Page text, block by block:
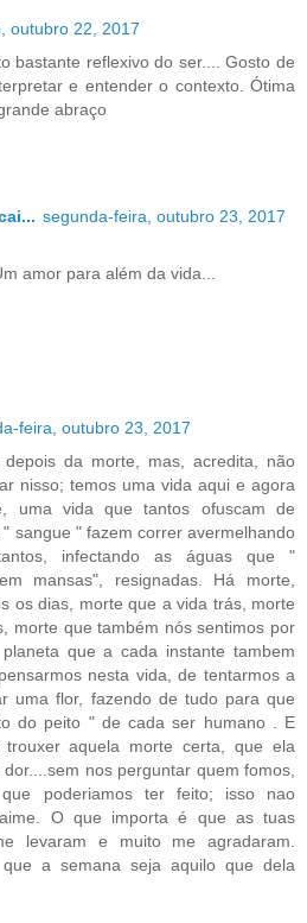
outubro 22, 2017
bastante reflexivo do ser.... Gosto de
e entender o contexto. Ótima
abraço
segunda-feira, outubro 23, 2017
amor para além da vida...
feira, outubro 23, 2017
da morte, mas, acredita, não
nisso; temos uma vida aqui e agora
uma vida que tantos ofuscam de
sangue " fazem correr avermelhando
infectando as águas que "
mansas", resignadas. Há morte,
os dias, morte que a vida trás, morte
morte que também nós sentimos por
que a cada instante tambem
nesta vida, de tentarmos a
uma flor, fazendo de tudo para que
do peito " de cada ser humano . E
aquela morte certa, que ela
nos perguntar quem fomos,
poderiamos ter feito; isso nao
O que importa é que as tuas
levaram e muito me agradaram.
a semana seja aquilo que dela